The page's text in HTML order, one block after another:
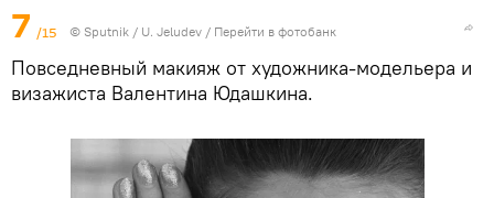
7 /15 © Sputnik / U. Jeludev / Перейти в фотобанк
Повседневный макияж от художника-модельера и
визажиста Валентина Юдашкина.